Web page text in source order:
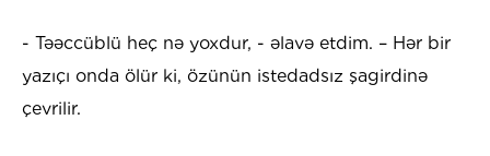
- Təəccüblü heç nə yoxdur, - əlavə etdim. – Hər bir
yazıçı onda ölür ki, özünün istedadsız şagirdinə
çevrilir.